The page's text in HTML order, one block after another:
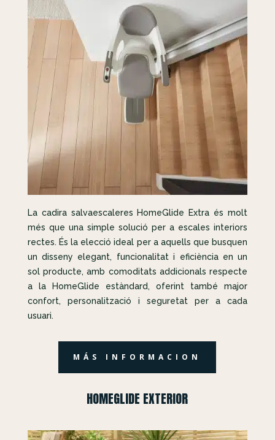
La cadira salvaescaleres HomeGlide Extra és molt
més que una simple solució per a escales interiors
rectes. És la elecció ideal per a aquells que busquen
un disseny elegant, funcionalitat i eficiència en un
sol producte, amb comoditats addicionals respecte
a la HomeGlide estàndard, oferint també major
confort, personalització i seguretat per a cada
usuari.
MÁS INFORMACION
HOMEGLIDE EXTERIOR